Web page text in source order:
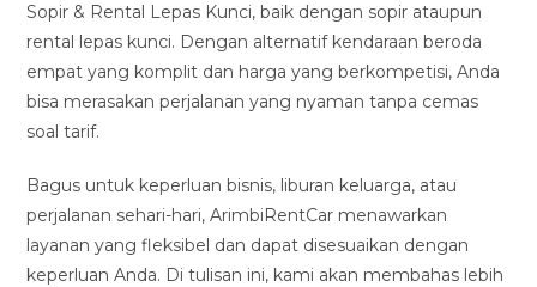
Sopir & Rental Lepas Kunci, baik dengan sopir ataupun
rental lepas kunci. Dengan alternatif kendaraan beroda
empat yang komplit dan harga yang berkompetisi, Anda
bisa merasakan perjalanan yang nyaman tanpa cemas
soal tarif.
Bagus untuk keperluan bisnis, liburan keluarga, atau
perjalanan sehari-hari, ArimbiRentCar menawarkan
layanan yang fleksibel dan dapat disesuaikan dengan
keperluan Anda. Di tulisan ini, kami akan membahas lebih